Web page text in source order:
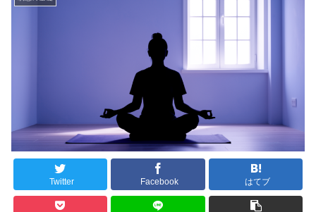
Twitter Facebook はてブ